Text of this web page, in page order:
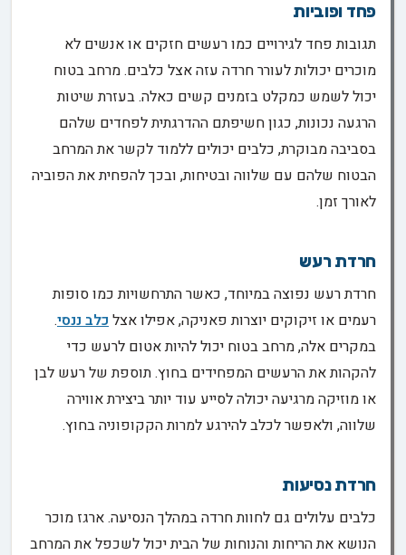
פחד ופוביות
תגובות פחד לגירויים כמו רעשים חזקים או אנשים לא
מוכרים יכולות לעורר חרדה עזה אצל כלבים. מרחב בטוח
יכול לשמש כמקלט בזמנים קשים כאלה. בעזרת שיטות
הרגעה נכונות, כגון חשיפתם ההדרגתית לפחדים שלהם
בסביבה מבוקרת, כלבים יכולים ללמוד לקשר את המרחב
הבטוח שלהם עם שלווה ובטיחות, ובכך להפחית את הפוביה
לאורך זמן.
חרדת רעש
חרדת רעש נפוצה במיוחד, כאשר התרחשויות כמו סופות
רעמים או זיקוקים יוצרות פאניקה, אפילו אצל כלב ננסי.
במקרים אלה, מרחב בטוח יכול להיות אטום לרעש כדי
להקהות את הרעשים המפחידים בחוץ. תוספת של רעש לבן
או מוזיקה מרגיעה יכולה לסייע עוד יותר ביצירת אווירה
שלווה, ולאפשר לכלב להירגע למרות הקקופוניה בחוץ.
חרדת נסיעות
כלבים עלולים גם לחוות חרדה במהלך הנסיעה. ארגז מוכר
הנושא את הריחות והנוחות של הבית יכול לשכפל את המרחב